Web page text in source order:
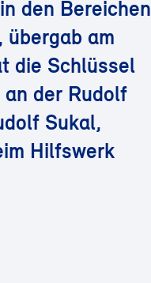
den Bereichen
am
die Schlüssel
der Rudolf
Sukal,
Hilfswerk